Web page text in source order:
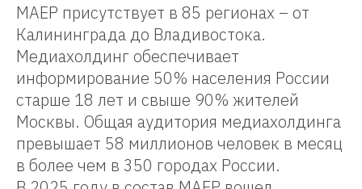
МАЕР присутствует в 85 регионах – от
Калининграда до Владивостока.
Медиахолдинг обеспечивает
информирование 50% населения России
старше 18 лет и свыше 90% жителей
Москвы. Общая аудитория медиахолдинга
превышает 58 миллионов человек в месяц
в более чем в 350 городах России.